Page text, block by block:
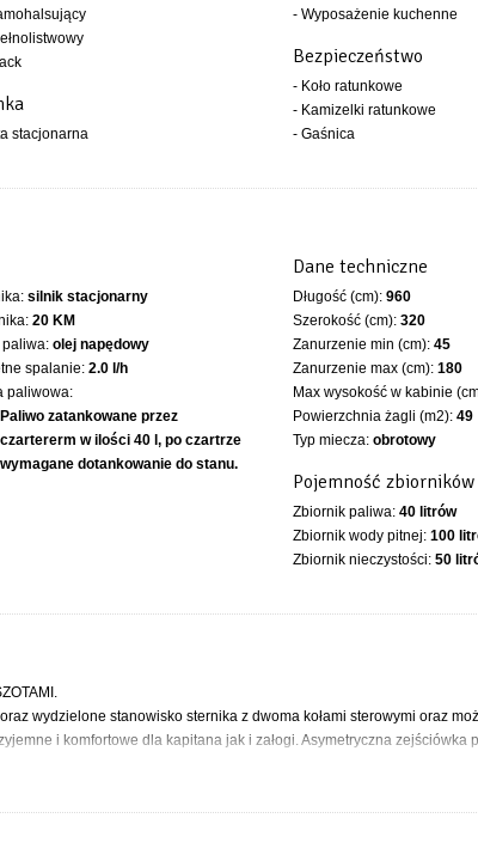
stacjonarna
- Wyposażenie kuchenne
Bezpieczeństwo
- Koło ratunkowe
- Kamizelki ratunkowe
- Gaśnica
silnik stacjonarny
20 KM
paliwa: olej napędowy
spalanie: 2.0 l/h
paliwowa:
Paliwo zatankowane przez
czartererm w ilości 40 l, po czartrze
wymagane dotankowanie do stanu.
Dane techniczne
Długość (cm): 960
Szerokość (cm): 320
Zanurzenie min (cm): 45
Zanurzenie max (cm): 180
Max wysokość w kabinie
Powierzchnia żagli (m2): 49
Typ miecza: obrotowy
Pojemność
Zbiornik paliwa: 40 litrów
Zbiornik wody pitnej: 100
Zbiornik nieczystości: 50
wydzielone stanowisko sternika z dwoma kołami sterowymi oraz
i komfortowe dla kapitana jak i załogi. Asymetryczna zejściówka
żeglowanie dla licznej załogi. Powiększony kambuz, toaleta z
mieczowej to dodatkowe atuty, które były możliwe do uzyskania
szerokości jachtu i wysoki współczynnik balastowy